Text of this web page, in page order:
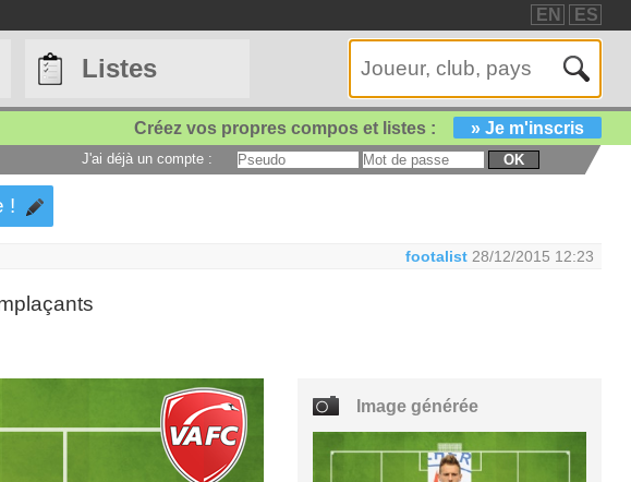
EN ES
Listes
Créez vos propres compos et listes : » Je m'inscris
J'ai déjà un compte : OK
!
footalist 28/12/2015 12:23
Image générée